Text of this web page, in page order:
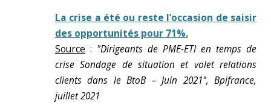
La crise a été ou reste l’occasion de saisir
des opportunités pour 71%.
Source : "Dirigeants de PME-ETI en temps de
crise Sondage de situation et volet relations
clients dans le BtoB – Juin 2021", Bpifrance,
juillet 2021